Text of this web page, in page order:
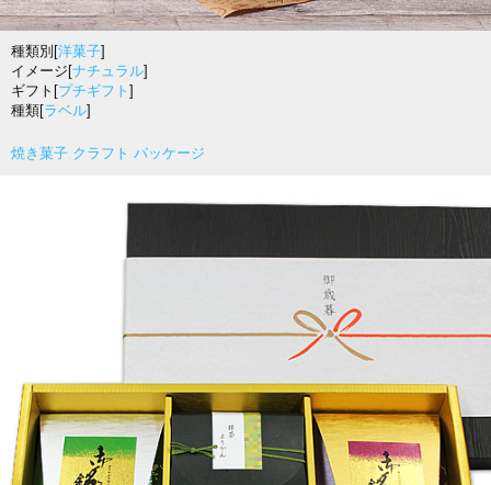
種類別[洋菓子]
イメージ[ナチュラル]
ギフト[プチギフト ]
種類[ラベル]
焼き菓子 クラフト パッケージ